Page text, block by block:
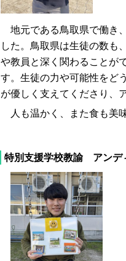
地元である鳥取県で働き
した。鳥取県は生徒の数も
や教員と深く関わることが
す。生徒の力や可能性をど
が優しく支えてくださり、
人も温かく、また食も美
特別支援学校教諭 アンデ